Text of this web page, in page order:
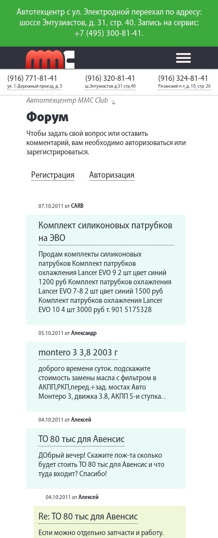
Автотехцентр с ул. Электродной переехал по адресу:
шоссе Энтузиастов, д. 31, стр. 40. Запись на сервис:
+7 (495) 300-81-41.
Калькулятор
ТО
Каталог
запчастей
Калькулятор
слесарного
ремонта
Ваш автомобиль
неизвестен
ГАРАНТИИ
О нас
Наши вакансии
Форум
УСЛУГИ
КОРП.КЛИЕНТАМ
ЦЕНЫ
КОНТАКТЫ
ЗАПИСЬ НА СЕРВИС
ЗАДАТЬ ВОПРОС
(916) 771-81-41
ул. 1-Дорожный проезд, д. 5
(916) 320-81-41
ш.Энтузиастов д.31 стр.40
(916) 324-81-41
Рязанский п-т, д. 10, стр. 20
Автотехцентр MMC Club
Форум
Чтобы задать свой вопрос или оставить
комментарий, вам необходимо авторизоваться или
зарегистрироваться.
Регистрация Авторизация
07.10.2011 отCARB
Комплект силиконовых патрубков
на ЭВО
Продам комплекты силиконовых
патрубков Комплект патрубков
охлажления Lancer EVO 9 2 шт цвет синий
1200 руб Комплект патрубков охлажления
Lancer EVO 7-8 2 шт цвет синий 1500 руб
Комплект патрубков охлажления Lancer
EVO 10 4 шт 3000 руб т. 901 5175328
05.10.2011 отАлександр
montero 3 3,8 2003 г
доброго времени суток. подскажите
стоимость замены масла с фильтром в
АКПП,РКП,перед.+зад. мостах Авто
Монтеро 3, движка 3.8, АКПП 5-и ступка. .
04.10.2011 отАлексей
ТО 80 тыс для Авенсис
ДОбрый вечер! Скажите пож-та сколько
будет стоить ТО 80 тыс для Авенсис и что
туда входит? Спасибо!
04.10.2011 отАлексей
Re: ТО 80 тыс для Авенсис
Если можно отдельно запчасти и работу.